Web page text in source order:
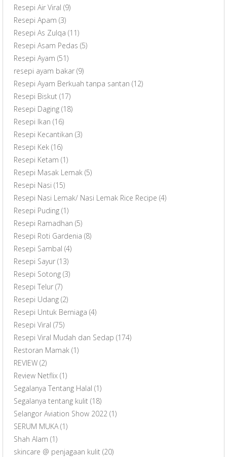
Resepi Air Viral (9)
Resepi Apam (3)
Resepi As Zulqa (11)
Resepi Asam Pedas (5)
Resepi Ayam (51)
resepi ayam bakar (9)
Resepi Ayam Berkuah tanpa santan (12)
Resepi Biskut (17)
Resepi Daging (18)
Resepi Ikan (16)
Resepi Kecantikan (3)
Resepi Kek (16)
Resepi Ketam (1)
Resepi Masak Lemak (5)
Resepi Nasi (15)
Resepi Nasi Lemak/ Nasi Lemak Rice Recipe (4)
Resepi Puding (1)
Resepi Ramadhan (5)
Resepi Roti Gardenia (8)
Resepi Sambal (4)
Resepi Sayur (13)
Resepi Sotong (3)
Resepi Telur (7)
Resepi Udang (2)
Resepi Untuk Berniaga (4)
Resepi Viral (75)
Resepi Viral Mudah dan Sedap (174)
Restoran Mamak (1)
REVIEW (2)
Review Netflix (1)
Segalanya Tentang Halal (1)
Segalanya tentang kulit (18)
Selangor Aviation Show 2022 (1)
SERUM MUKA (1)
Shah Alam (1)
skincare @ penjagaan kulit (20)